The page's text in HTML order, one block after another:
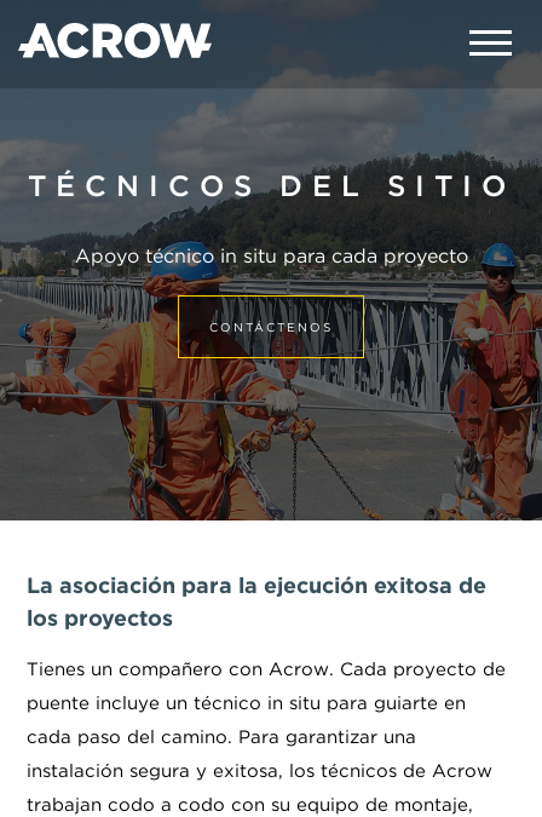
TÉCNICOS DEL SITIO
Apoyo técnico in situ para cada proyecto
CONTÁCTENOS
La asociación para la ejecución exitosa de
los proyectos
Tienes un compañero con Acrow. Cada proyecto de
puente incluye un técnico in situ para guiarte en
cada paso del camino. Para garantizar una
instalación segura y exitosa, los técnicos de Acrow
trabajan codo a codo con su equipo de montaje,